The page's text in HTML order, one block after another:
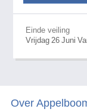
Einde veiling
Vrijdag 26 Juni
Over